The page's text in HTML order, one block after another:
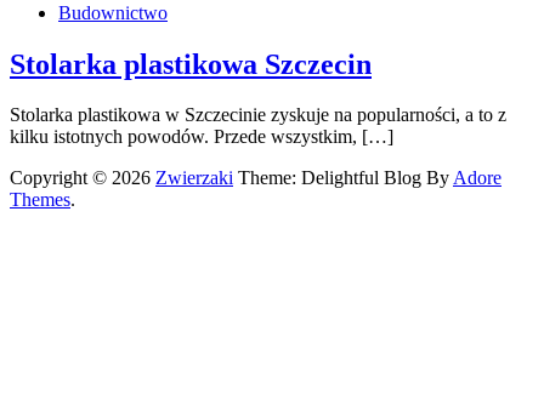
Budownictwo
Stolarka plastikowa Szczecin
Stolarka plastikowa w Szczecinie zyskuje na popularności, a to z
kilku istotnych powodów. Przede wszystkim, […]
Copyright © 2026 Zwierzaki Theme: Delightful Blog ByAdore
Themes.